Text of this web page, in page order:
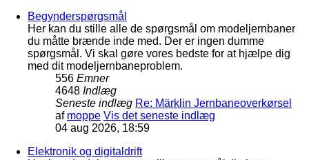
Begynderspørgsmål
Her kan du stille alle de spørgsmål om modeljernbaner
du måtte brænde inde med. Der er ingen dumme
spørgsmål. Vi skal gøre vores bedste for at hjælpe dig
med dit modeljernbaneproblem.
556 Emner
4648 Indlæg
Seneste indlæg Re: Märklin Jernbaneoverkørsel
af moppe Vis det seneste indlæg
04 aug 2026, 18:59
Elektronik og digitaldrift